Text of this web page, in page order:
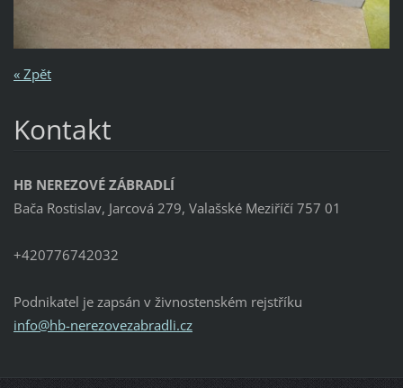
« Zpět
Kontakt
HB NEREZOVÉ ZÁBRADLÍ
Bača Rostislav, Jarcová 279, Valašské Meziříčí 757 01
+420776742032
Podnikatel je zapsán v živnostenském rejstříku
info@hb-nerezovezabradli.cz